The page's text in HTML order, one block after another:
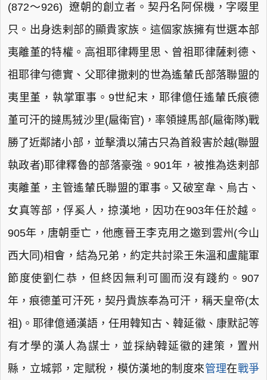
(872～926) 遼朝的創立者。契丹名阿保機，字啜里
只。出身迭剌部的顯貴家族。這個家族擁有世選本部
夷離堇的特權。高祖耶律耨里思、曾祖耶律薩剌德、
祖耶律勻德實、父耶律撒剌的世為遙輦氏部落聯盟的
夷里堇，執掌軍事。9世紀末，耶律億任遙輦氏痕德
堇可汗的撻馬狨沙里(扈衛官)，率領撻馬部(扈衛隊)戰
勝了近鄰諸小部，並擊潰以蒲古只為首殺害於越(聯盟
執政者)耶律釋魯的部落豪強。901年，被推為迭剌部
夷離堇，主管遙輦氏聯盟的軍事。又破室韋、烏古、
女真等部，俘奚人，掠漢地，因功在903年任於越。
905年，唐朝垂亡，他應晉王李克用之邀到雲州(今山
西大同)相會，結為兄弟，約定共討梁王朱溫和盧龍軍
節度使劉仁恭，但終因無利可圖而沒有踐約。907
年，痕德堇可汗死，契丹貴族奉為可汗，稱天皇帝(太
祖)。耶律億通漢語，任用韓知古、韓延徽、康默記等
有才學的漢人為謀士，並採納韓延徽的建策，置州
縣，立城郭，定賦稅，模仿漢地的制度來管理在戰爭